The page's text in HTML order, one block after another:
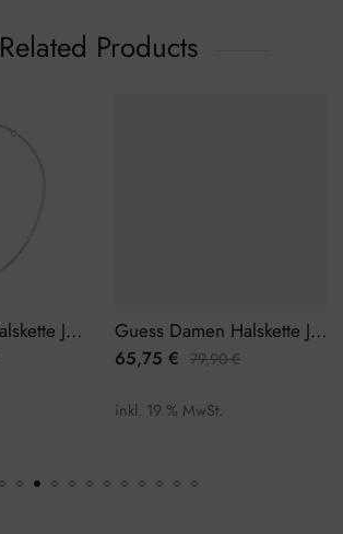
Related Products
Guess Damen Halskette JUBN02141JWRGTU Guess Damen Halskette JUBN03117JWYGFLTU
65,75 € 79,90€
inkl. 19 % MwSt.